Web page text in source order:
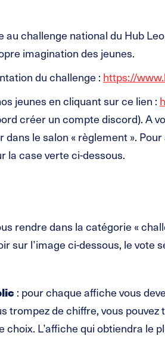
au challenge national du Hub
imagination des jeunes.
du challenge : https://
jeunes en cliquant sur ce lien :
créer un compte discord). A
le salon « règlement ».
la case verte ci-dessous.
rendre dans la catégorie «
sur l’image ci-dessous, le vote
: pour chaque affiche vous
trompez de chiffre, vous
choix. L’affiche qui obtiendra le